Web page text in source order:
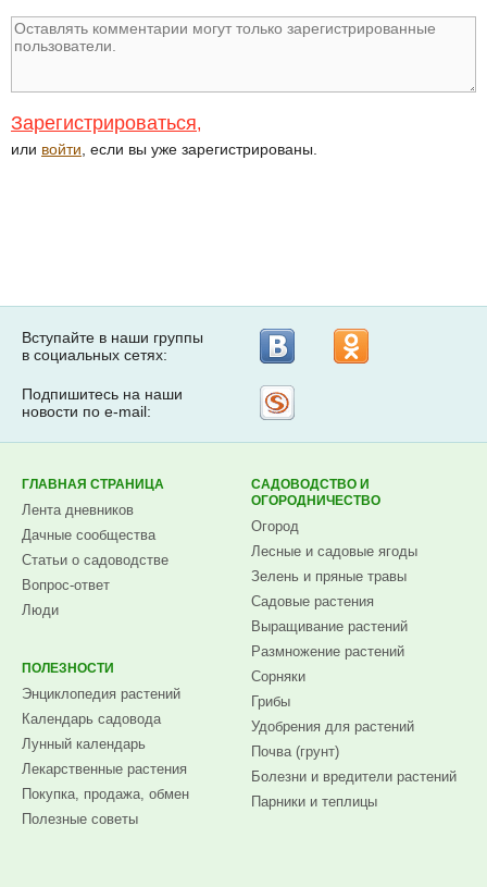
Зарегистрироваться,
или войти , если вы уже зарегистрированы.
Вступайте в наши группы
в социальных сетях:
Подпишитесь на наши
новости по e-mail:
ГЛАВНАЯ СТРАНИЦА
Лента дневников
Дачные сообщества
Статьи о садоводстве
Вопрос-ответ
Люди
ПОЛЕЗНОСТИ
Энциклопедия растений
Календарь садовода
Лунный календарь
Лекарственные растения
Покупка, продажа, обмен
Полезные советы
САДОВОДСТВО И
ОГОРОДНИЧЕСТВО
Огород
Лесные и садовые ягоды
Зелень и пряные травы
Садовые растения
Выращивание растений
Размножение растений
Сорняки
Грибы
Удобрения для растений
Почва (грунт)
Болезни и вредители растений
Парники и теплицы